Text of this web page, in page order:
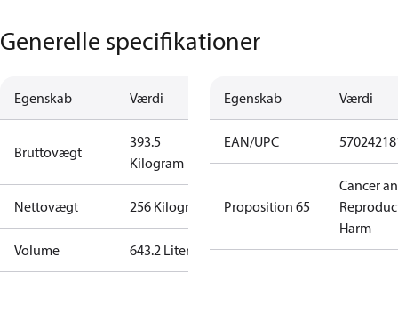
Generelle specifikationer
Egenskab Værdi
Bruttovægt
393.5
Kilogram
Nettovægt 256 Kilogram
Volume 643.2 Liter
Egenskab Værdi
EAN/UPC
Proposition 65
Cancer
Harm